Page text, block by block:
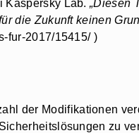
Kaspersky Lab.„Diesen
die Zukunft keinen
fur-2017/15415/ )
der Modifikationen
zu